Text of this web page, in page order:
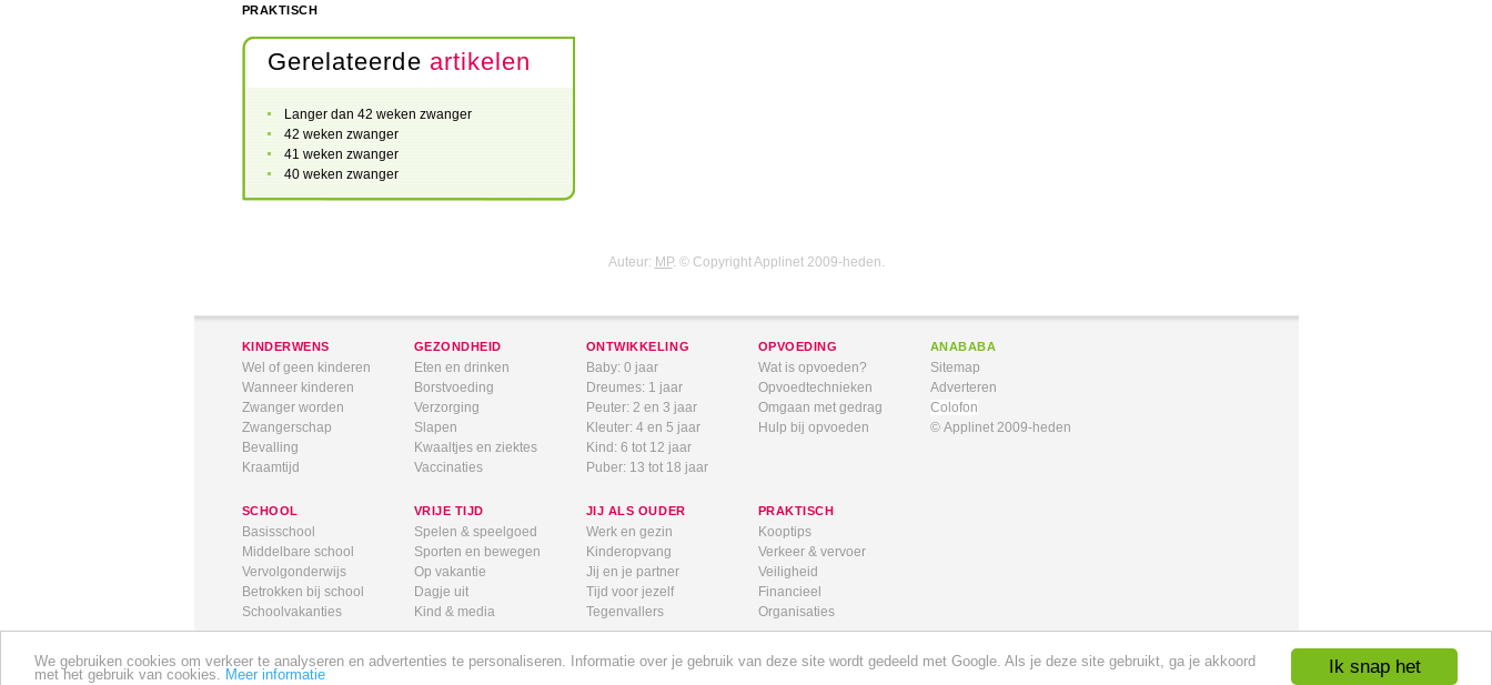
Ik snap het
We gebruiken cookies om verkeer te analyseren en advertenties te personaliseren. Informatie over je gebruik van deze site wordt gedeeld met Google. Als je deze site gebruikt, ga je akkoord
met het gebruik van cookies. Meer informatie
PRAKTISCH
Gerelateerde artikelen
Langer dan 42 weken zwanger
42 weken zwanger
41 weken zwanger
40 weken zwanger
Auteur: MP. © Copyright Applinet 2009-heden.
KINDERWENS
Wel of geen kinderen
Wanneer kinderen
Zwanger worden
Zwangerschap
Bevalling
Kraamtijd
GEZONDHEID
Eten en drinken
Borstvoeding
Verzorging
Slapen
Kwaaltjes en ziektes
Vaccinaties
ONTWIKKELING
Baby: 0 jaar
Dreumes: 1 jaar
Peuter: 2 en 3 jaar
Kleuter: 4 en 5 jaar
Kind: 6 tot 12 jaar
Puber: 13 tot 18 jaar
OPVOEDING
Wat is opvoeden?
Opvoedtechnieken
Omgaan met gedrag
Hulp bij opvoeden
ANABABA
Sitemap
Adverteren
Colofon
© Applinet 2009-heden
SCHOOL
Basisschool
Middelbare school
Vervolgonderwijs
Betrokken bij school
Schoolvakanties
VRIJE TIJD
Spelen & speelgoed
Sporten en bewegen
Op vakantie
Dagje uit
Kind & media
JIJ ALS OUDER
Werk en gezin
Kinderopvang
Jij en je partner
Tijd voor jezelf
Tegenvallers
PRAKTISCH
Kooptips
Verkeer & vervoer
Veiligheid
Financieel
Organisaties